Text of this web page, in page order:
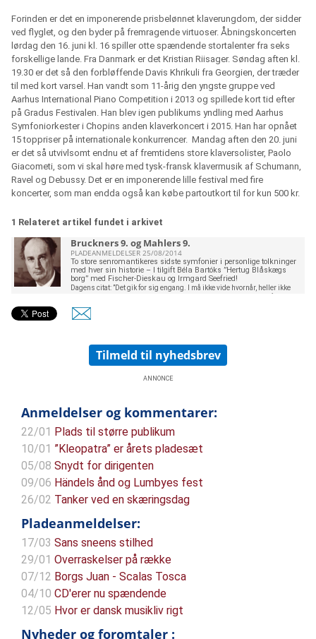
Forinden er det en imponerende prisbelønnet klaverungdom, der sidder
ved flyglet, og den byder på fremragende virtuoser. Åbningskoncerten
lørdag den 16. juni kl. 16 spiller otte spændende stortalenter fra seks
forskellige lande. Fra Danmark er det Kristian Riisager. Søndag aften kl.
19.30 er det så den forbløffende Davis Khrikuli fra Georgien, der træder
til med kort varsel. Han vandt som 11-årig den yngste gruppe ved
Aarhus International Piano Competition i 2013 og spillede kort tid efter
på Gradus Festivalen. Han blev igen publikums yndling med Aarhus
Symfoniorkester i Chopins anden klaverkoncert i 2015. Han har opnået
15 toppriser på internationale konkurrencer. Mandag aften den 20. juni
er det så utvivlsomt endnu et af fremtidens store klaversolister, Paolo
Giacometi, som vi skal høre med tysk-fransk klavermusik af Schumann,
Ravel og Debussy. Det er en imponerende lille festival med fire
koncerter, som man endda også kan købe partoutkort til for kun 500 kr.
1 Relateret artikel fundet i arkivet
Bruckners 9. og Mahlers 9.
PLADEANMELDELSER 25/08/2014
To store senromantikeres sidste symfonier i personlige tolkninger
med hver sin historie – I tilgift Béla Bartóks ”Hertug Blåskægs
borg” med Fischer-Dieskau og Irmgard Seefried!
Dagens citat: ”Det gik for sig engang. I må ikke vide hvornår, heller ikke
nedenstående cd, men som kan læses på websiten www.audite.de 6
stjerner af 6: Vi slår gerne Anton Bruckner og Gustav Mahler sammen, så
satser, som han færdiggjorde, udgør alligevel en helhed. Mahler kom
derimod godt i gang med en tiende symfoni,
Tilmeld til nyhedsbrev
ANNONCE
Anmeldelser og kommentarer:
22/01 Plads til større publikum
10/01 ”Kleopatra” er årets pladesæt
05/08 Snydt for dirigenten
09/06 Händels ånd og Lumbyes fest
26/02 Tanker ved en skæringsdag
Pladeanmeldelser:
17/03 Sans sneens stilhed
29/01 Overraskelser på række
07/12 Borgs Juan - Scalas Tosca
04/10 CD'erer nu spændende
12/05 Hvor er dansk musikliv rigt
Nyheder og foromtaler :